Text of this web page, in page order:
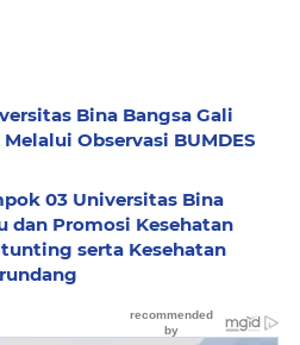
Bina Bangsa Gali
Observasi BUMDES
03 Universitas Bina
dan Promosi Kesehatan
serta Kesehatan